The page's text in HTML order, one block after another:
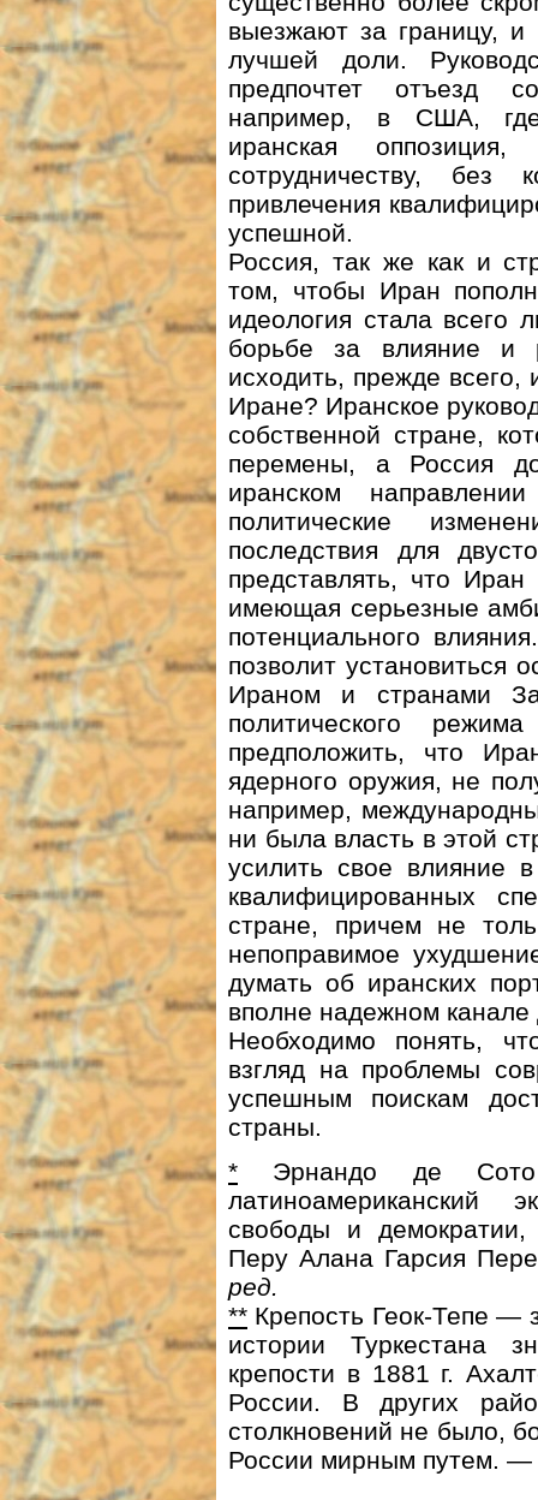
выезжают за границу, и
лучшей доли.
предпочтет отъезд
например, в США, где
иранская
сотрудничеству, без
привлечения
успешной.
Россия, так же как и
том, чтобы Иран
идеология стала всего
борьбе за влияние и
исходить, прежде
Иране? Иранское
собственной стране,
перемены, а Россия
иранском
политические
последствия для
представлять, что
имеющая серьезные
потенциального
позволит установиться
Ираном и странами
политического
предположить, что
ядерного оружия, не
например,
ни была власть в этой
усилить свое влияние
квалифицированных
стране, причем не
непоправимое
думать об иранских
вполне надежном
Необходимо понять,
взгляд на проблемы
успешным поискам
страны.
* Эрнандо де
латиноамериканский
свободы и
Перу Алана Гарсия
ред.
** Крепость Геок-Тепе —
истории Туркестана
крепости в 1881 г.
России. В других
столкновений не было,
России мирным путем. —